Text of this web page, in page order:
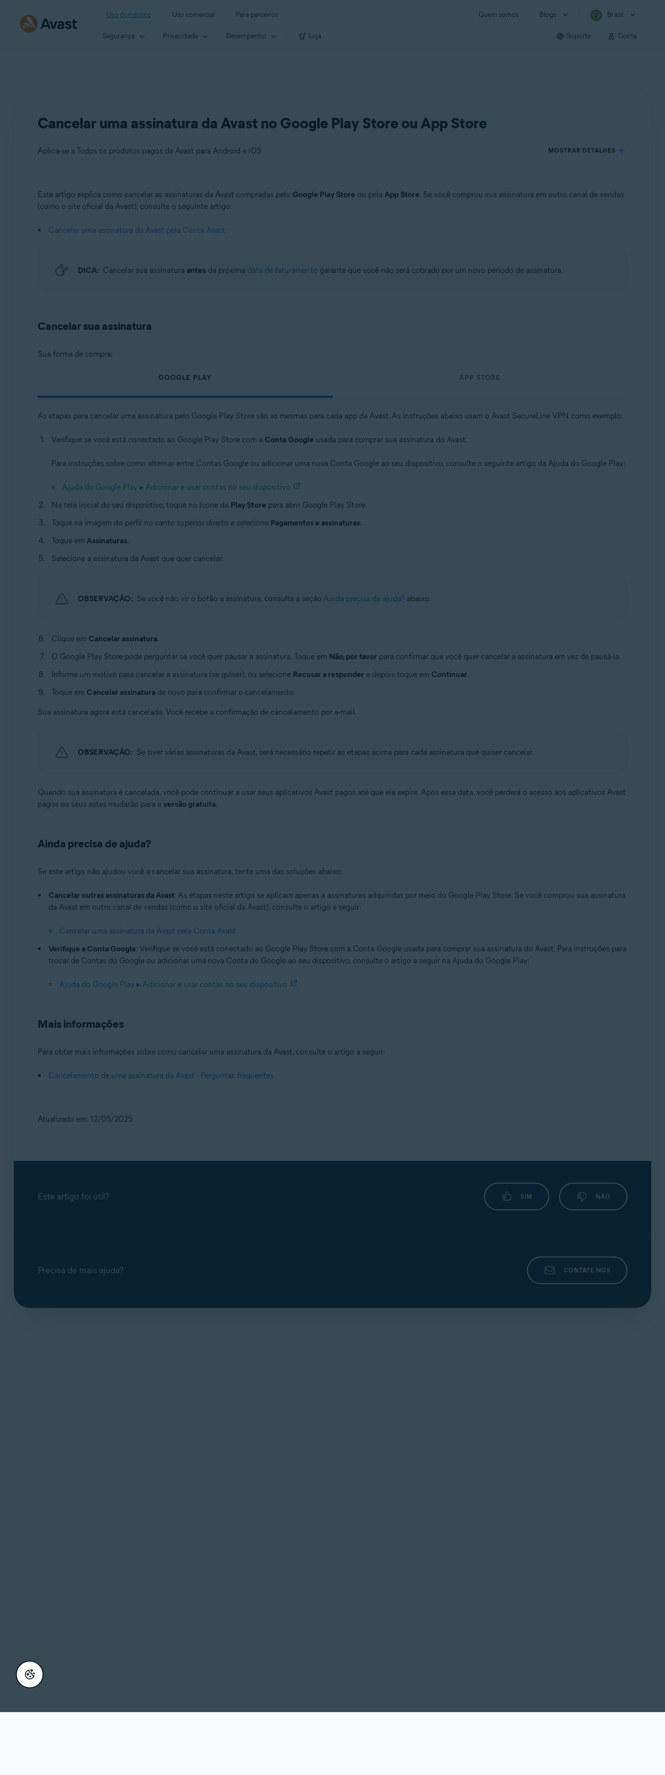
Uso doméstico Uso comercial Para parceiros Quem somos Blogs Brasil
Segurança Privacidade Desempenho Loja Suporte Conta
Cancelar uma assinatura da Avast no Google Play Store ou App Store
Aplica-se a Todos os produtos pagos da Avast para Android e iOS MOSTRAR DETALHES
Produtos:
Todos os produtos pagos da Avast para Android e iOS
Sistemas operacionais:
Este artigo explica como cancelar as assinaturas da Avast compradas pelo Google Play Store ou pela App Store. Se você comprou sua assinatura em outro canal de vendas
(como o site oficial da Avast), consulte o seguinte artigo:
Cancelar uma assinatura da Avast pela Conta Avast
DICA: Cancelar sua assinatura antesda próxima data de faturamento garante que você não será cobrado por um novo período de assinatura.
Cancelar sua assinatura
Sua forma de compra:
GOOGLE PLAY APP STORE
As etapas para cancelar uma assinatura pelo Google Play Store são as mesmas para cada app da Avast. As instruções abaixo usam o Avast SecureLine VPN como exemplo:
Verifique se você está conectado ao Google Play Store com a Conta Google usada para comprar sua assinatura do Avast.
Para instruções sobre como alternar entre Contas Google ou adicionar uma nova Conta Google ao seu dispositivo, consulte o seguinte artigo da Ajuda do Google Play:
Ajuda do Google Play ▸ Adicionar e usar contas no seu dispositivo
Na tela inicial do seu dispositivo, toque no ícone da Play Store para abrir Google Play Store.
Toque na imagem do perfil no canto superior direito e selecione Pagamentos e assinaturas.
Toque em Assinaturas.
Selecione a assinatura da Avast que quer cancelar.
OBSERVAÇÃO: Se você não vir o botão a assinatura, consulte a seção Ainda precisa de ajuda? abaixo.
Clique em Cancelar assinatura.
O Google Play Store pode perguntar se você quer pausar a assinatura. Toque em Não, por favor para confirmar que você quer cancelar a assinatura em vez de pausá-la.
Informe um motivo para cancelar a assinatura (se quiser), ou selecione Recusar a responder e depois toque em Continuar.
Toque em Cancelar assinaturade novo para confirmar o cancelamento.
Sua assinatura agora está cancelada. Você recebe a confirmação de cancelamento por e-mail.
OBSERVAÇÃO: Se tiver várias assinaturas da Avast, será necessário repetir as etapas acima para cada assinatura que quiser cancelar.
Quando sua assinatura é cancelada, você pode continuar a usar seus aplicativos Avast pagos até que ela expire. Após essa data, você perderá o acesso aos aplicativos Avast
pagos ou seus estes mudarão para a versão gratuita.
Ainda precisa de ajuda?
Se este artigo não ajudou você a cancelar sua assinatura, tente uma das soluções abaixo:
Cancelar outras assinaturas da Avast: As etapas neste artigo se aplicam apenas a assinaturas adquiridas por meio do Google Play Store. Se você comprou sua assinatura
da Avast em outro canal de vendas (como o site oficial da Avast), consulte o artigo a seguir:
Cancelar uma assinatura da Avast pela Conta Avast
Verifique a Conta Google: Verifique se você está conectado ao Google Play Store com a Conta Google usada para comprar sua assinatura do Avast. Para instruções para
trocar de Contas do Google ou adicionar uma nova Conta do Google ao seu dispositivo, consulte o artigo a seguir na Ajuda do Google Play:
Ajuda do Google Play ▸ Adicionar e usar contas no seu dispositivo
Mais informações
Para obter mais informações sobre como cancelar uma assinatura da Avast, consulte o artigo a seguir:
Cancelamento de uma assinatura da Avast - Perguntas frequentes
Atualizado em: 12/05/2025
Este artigo foi útil? SIM NÃO
Precisa de mais ajuda? CONTATE-NOS